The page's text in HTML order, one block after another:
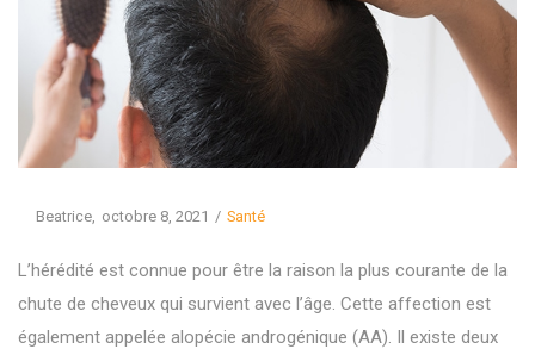
Beatrice Posted
octobre 8, 2021
Posted
Santé
L’hérédité est connue pour être la raison la plus courante de la
chute de cheveux qui survient avec l’âge. Cette affection est
également appelée alopécie androgénique (AA). Il existe deux